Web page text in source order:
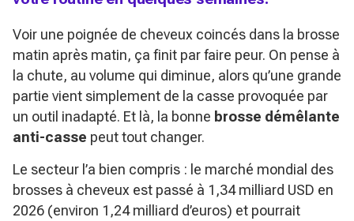
Voir une poignée de cheveux coincés dans la brosse
matin après matin, ça finit par faire peur. On pense à
la chute, au volume qui diminue, alors qu’une grande
partie vient simplement de la casse provoquée par
un outil inadapté. Et là, la bonne brosse démêlante
anti-casse peut tout changer.
Le secteur l’a bien compris : le marché mondial des
brosses à cheveux est passé à 1,34 milliard USD en
2026 (environ 1,24 milliard d’euros) et pourrait